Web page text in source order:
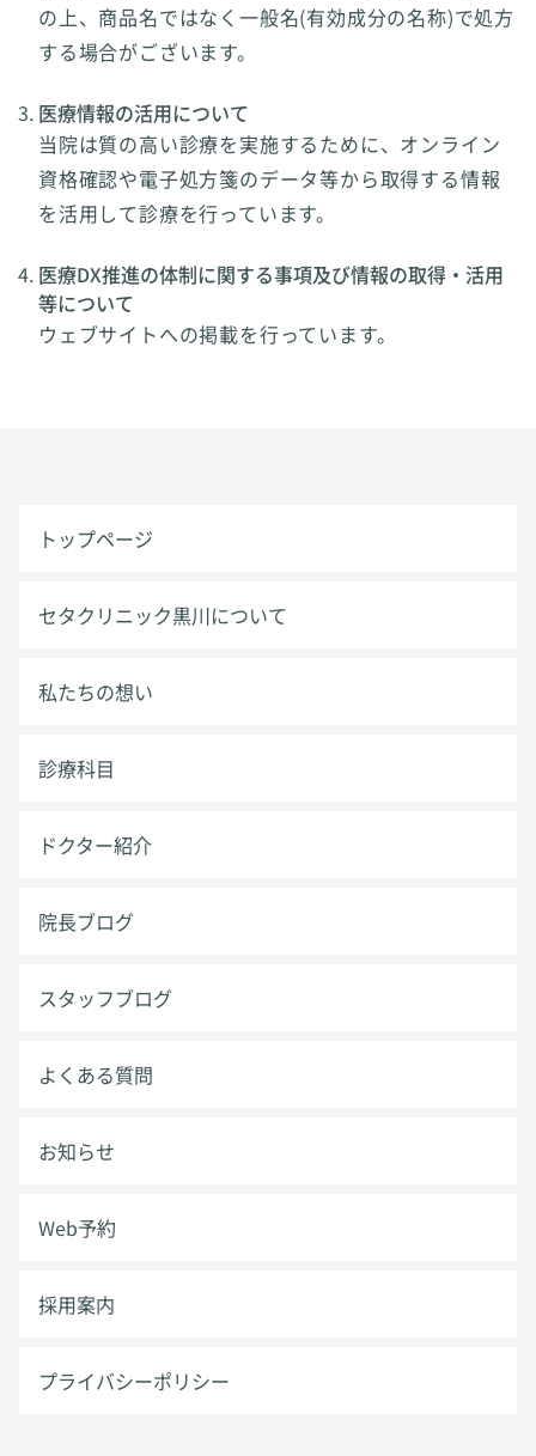
の上、商品名ではなく一般名(有効成分の名称)で処方
する場合がございます。
医療情報の活用について
当院は質の高い診療を実施するために、オンライン
資格確認や電子処方箋のデータ等から取得する情報
を活用して診療を行っています。
医療DX推進の体制に関する事項及び情報の取得・活用
等について
ウェブサイトへの掲載を行っています。
トップページ
セタクリニック黒川について
私たちの想い
診療科目
ドクター紹介
院長ブログ
スタッフブログ
よくある質問
お知らせ
Web予約
採用案内
プライバシーポリシー